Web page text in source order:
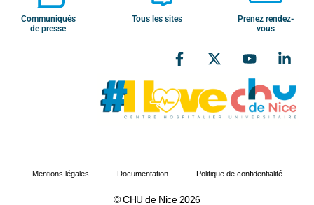
Communiqués
de presse
Tous les sites
Prenez rendez-
vous
Mentions légales Documentation Politique de confidentialité
© CHU de Nice 2026